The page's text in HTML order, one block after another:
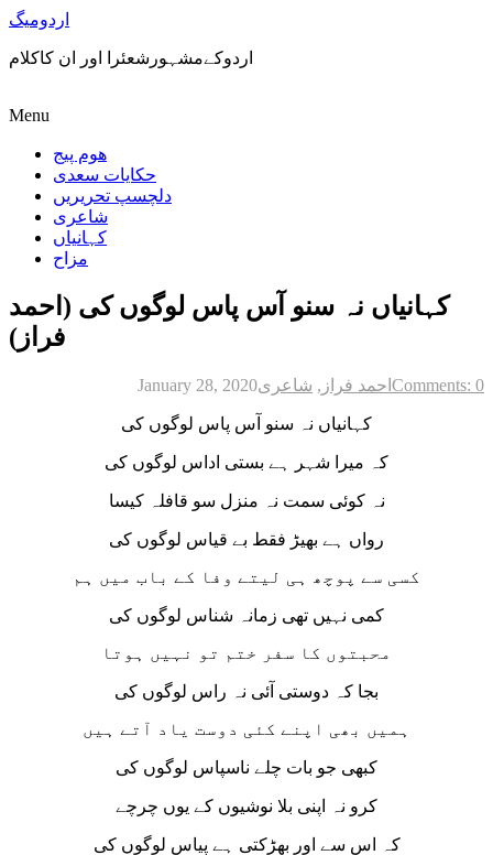
اردومیگ
اردوکےمشہورشعئرا اور ان کاکلام
Menu
ھوم پیج
حکایات سعدی
دلچسپ تحریریں
شاعری
کہانیاں
مزاح
کہانیاں نہ سنو آس پاس لوگوں کی (احمد
فراز)
January 28, 2020 احمد فراز , شاعری Comments: 0
کہانیاں نہ سنو آس پاس لوگوں کی
کہ میرا شہر ہے بستی اداس لوگوں کی
نہ کوئی سمت نہ منزل سو قافلہ کیسا
رواں ہے بھیڑ فقط بے قیاس لوگوں کی
کسی سے پوچھ ہی لیتے وفا کے باب میں ہم
کمی نہیں تھی زمانہ شناس لوگوں کی
محبتوں کا سفر ختم تو نہیں ہوتا
بجا کہ دوستی آئی نہ راس لوگوں کی
ہمیں بھی اپنے کئی دوست یاد آتے ہیں
کبھی جو بات چلے ناسپاس لوگوں کی
کرو نہ اپنی بلا نوشیوں کے یوں چرچے
کہ اس سے اور بھڑکتی ہے پیاس لوگوں کی